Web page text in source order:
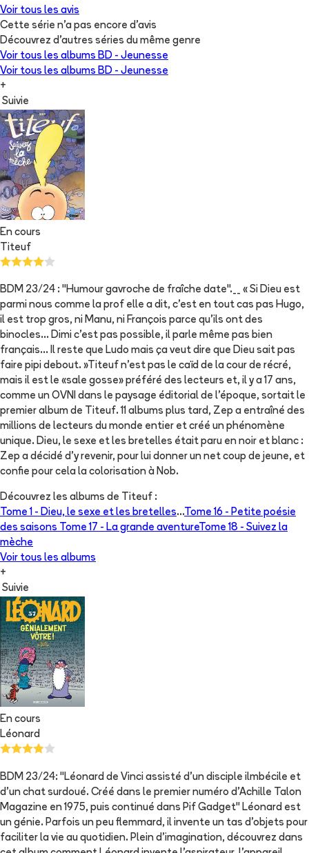
Voir tous les avis
Cette série n'a pas encore d'avis
Découvrez d'autres séries du même genre
Voir tous les albums BD - Jeunesse
Voir tous les albums BD - Jeunesse
+
Suivie
En cours
Titeuf
BDM 23/24 : "Humour gavroche de fraîche date".__ « Si Dieu est
parmi nous comme la prof elle a dit, c'est en tout cas pas Hugo,
il est trop gros, ni Manu, ni François parce qu'ils ont des
binocles… Dimi c'est pas possible, il parle même pas bien
français... Il reste que Ludo mais ça veut dire que Dieu sait pas
faire pipi debout. »Titeuf n'est pas le caïd de la cour de récré,
mais il est le «sale gosse» préféré des lecteurs et, il y a 17 ans,
comme un OVNI dans le paysage éditorial de l'époque, sortait le
premier album de Titeuf. 11 albums plus tard, Zep a entraîné des
millions de lecteurs du monde entier et créé un phénomène
unique. Dieu, le sexe et les bretelles était paru en noir et blanc :
Zep a décidé d'y revenir, pour lui donner un net coup de jeune, et
confie pour cela la colorisation à Nob.
Découvrez les albums de Titeuf :
Tome 1 - Dieu, le sexe et les bretelles...Tome 16 - Petite poésie
des saisons Tome 17 - La grande aventureTome 18 - Suivez la
mèche
Voir tous les albums
+
Suivie
En cours
Léonard
BDM 23/24: "Léonard de Vinci assisté d'un disciple ilmbécile et
d'un chat surdoué. Créé dans le premier numéro d'Achille Talon
Magazine en 1975, puis continué dans Pif Gadget" Léonard est
un génie. Parfois un peu flemmard, il invente un tas d'objets pour
faciliter la vie au quotidien. Plein d'imagination, découvrez dans